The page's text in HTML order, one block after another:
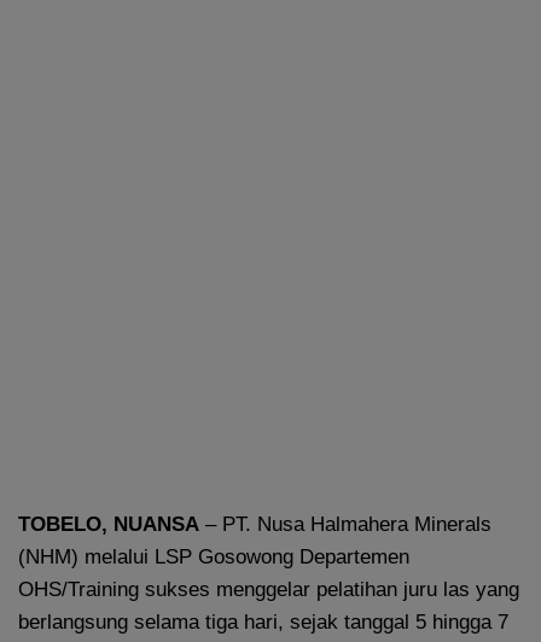
TOBELO, NUANSA – PT. Nusa Halmahera Minerals
(NHM) melalui LSP Gosowong Departemen
OHS/Training sukses menggelar pelatihan juru las yang
berlangsung selama tiga hari, sejak tanggal 5 hingga 7